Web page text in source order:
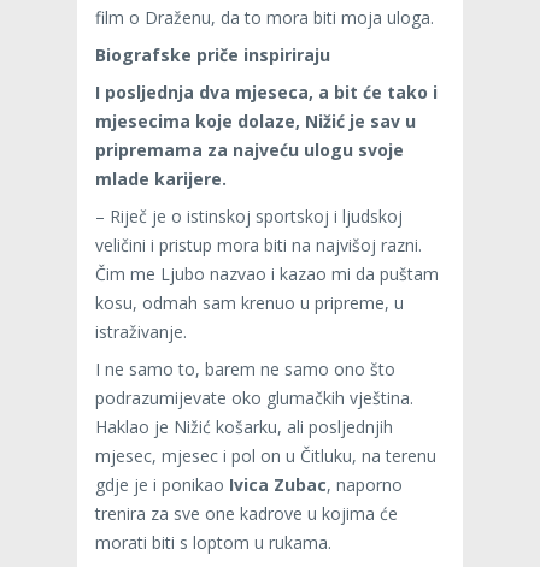
film o Draženu, da to mora biti moja uloga.
Biografske priče inspiriraju
I posljednja dva mjeseca, a bit će tako i
mjesecima koje dolaze, Nižić je sav u
pripremama za najveću ulogu svoje
mlade karijere.
– Riječ je o istinskoj sportskoj i ljudskoj
veličini i pristup mora biti na najvišoj razni.
Čim me Ljubo nazvao i kazao mi da puštam
kosu, odmah sam krenuo u pripreme, u
istraživanje.
I ne samo to, barem ne samo ono što
podrazumijevate oko glumačkih vještina.
Haklao je Nižić košarku, ali posljednjih
mjesec, mjesec i pol on u Čitluku, na terenu
gdje je i ponikao Ivica Zubac, naporno
trenira za sve one kadrove u kojima će
morati biti s loptom u rukama.